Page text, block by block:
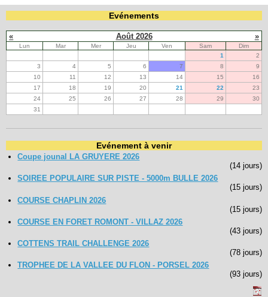
Evénements
« Août 2026 »
Lun Mar Mer Jeu Ven Sam
Dim
1
2
3
4 5 6 7 8
9
10
11 12 13 14 15
16
17
18 19 20 21 22
23
24
25 26 27 28 29
30
31
Evénement à venir
Coupe jounal LA GRUYERE 2026
(14 jours)
SOIREE POPULAIRE SUR PISTE - 5000m BULLE 2026
(15 jours)
COURSE CHAPLIN 2026
(15 jours)
COURSE EN FORET ROMONT - VILLAZ 2026
(43 jours)
COTTENS TRAIL CHALLENGE 2026
(78 jours)
TROPHEE DE LA VALLEE DU FLON - PORSEL 2026
(93 jours)